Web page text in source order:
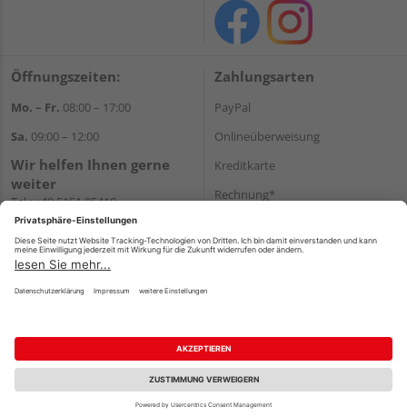
Öffnungszeiten:
Mo. – Fr. 08:00 – 17:00
Sa. 09:00 – 12:00
Wir helfen Ihnen gerne
weiter
Tel.:+49 5151 95410
E-Mail:shop@holzland-koenig.de
Zahlungsarten
PayPal
Onlineüberweisung
Kreditkarte
Rechnung*
Versand
Impressum AGB Widerruf
Datenschutz
Reservierungsbedingungen
Vertrag widerrufen